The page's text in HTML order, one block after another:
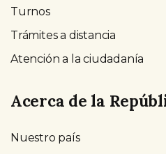
Turnos
Trámites a distancia
Atención a la ciudadanía
Acerca de la
Nuestro país